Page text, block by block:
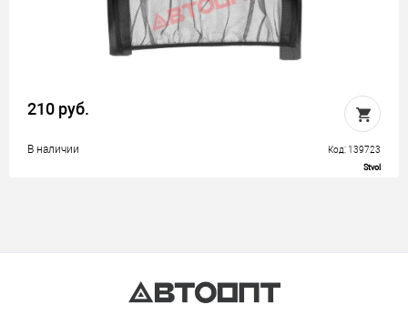
210 руб.
В наличии Код: 139723
Stvol